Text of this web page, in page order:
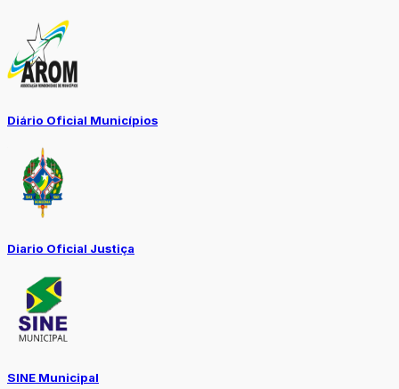
Diário Oficial Municípios
Diario Oficial Justiça
SINE Municipal